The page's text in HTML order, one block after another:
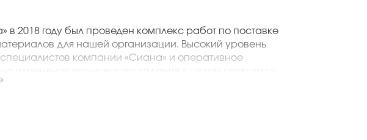
в 2018 году был проведен комплекс работ по поставке
для нашей организации. Высокий уровень
компании «Сиана» и оперативное
в соответствии с разработанным графиком и